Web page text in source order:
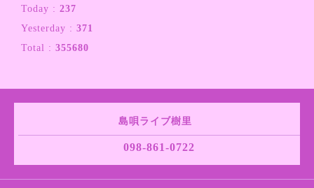
Today : 237
Yesterday : 371
Total : 355680
島唄ライブ樹里
098-861-0722